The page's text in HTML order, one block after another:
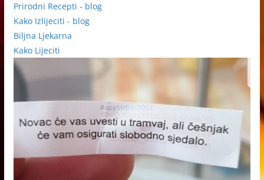
Prirodni Recepti - blog
Kako Izlijeciti - blog
Biljna Ljekarna
Kako Lijeciti